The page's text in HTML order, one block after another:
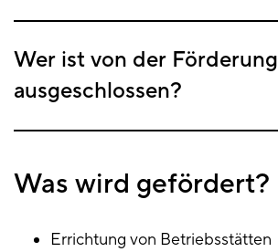
Wer ist von der Förderung
ausgeschlossen?
Was wird gefördert?
Errichtung von Betriebsstätten